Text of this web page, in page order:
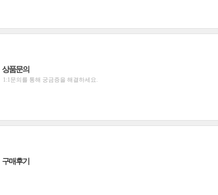
상품문의
1:1문의를 통해 궁금증을 해결하세요.
구매후기